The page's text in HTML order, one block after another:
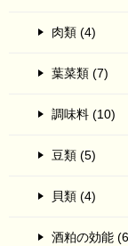
肉類 (4)
葉菜類 (7)
調味料 (10)
豆類 (5)
貝類 (4)
酒粕の効能